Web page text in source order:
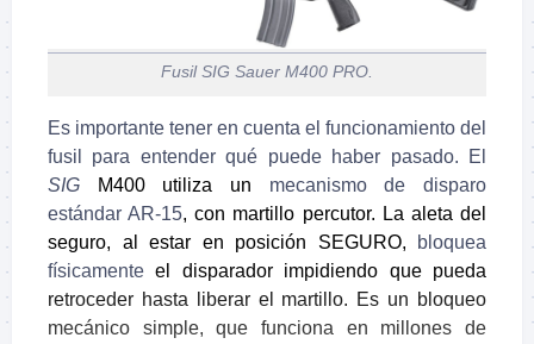
Fusil SIG Sauer M400 PRO.
Es importante tener en cuenta el funcionamiento del
fusil para entender qué puede haber pasado. El
SIG
M400 utiliza un mecanismo de disparo
estándar AR-15, con martillo percutor. La aleta del
seguro, al estar en posición SEGURO,
bloquea
físicamente el disparador impidiendo que pueda
retroceder hasta liberar el martillo. Es un bloqueo
mecánico simple, que funciona en millones de